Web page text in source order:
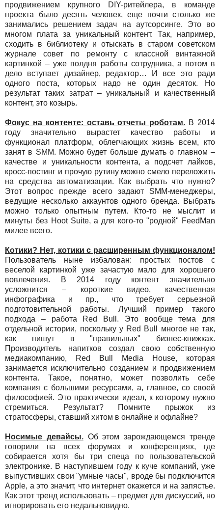
продвижением крупного DIY-ритейлера, в команде
проекта было десять человек, еще почти столько же
занимались решением задач на аутсорсинге. Это во
многом плата за уникальный контент. Так, например,
сходить в библиотеку и отыскать в старом советском
журнале совет по ремонту с классной винтажной
картинкой – уже полдня работы сотрудника, а потом в
дело вступает дизайнер, редактор… И все это ради
одного поста, которых надо не один десяток. Но
результат таких затрат – уникальный и качественный
контент, это козырь.
Фокус на контенте: оставь отчеты роботам. В 2014
году значительно вырастет качество работы и
функционал платформ, облегчающих жизнь всем, кто
занят в SMM. Можно будет больше думать о главном –
качестве и уникальности контента, а подсчет лайков,
кросс-постинг и прочую рутину можно смело переложить
на средства автоматизации. Как выбрать что нужно?
Этот вопрос прежде всего задают SMM-менеджеры,
ведущие несколько аккаунтов одного бренда. Выбрать
можно только опытным путем. Кто-то не мыслит и
минуты без Hoot Suite, а для кого-то "родной" FeedMan
милее всего.
Котики? Нет, котики с расширенным функционалом!
Пользователь ныне избалован: простых постов с
веселой картинкой уже зачастую мало для хорошего
вовлечения. В 2014 году контент значительно
усложнится – короткие видео, качественная
инфографика и пр., что требует серьезной
подготовительной работы. Лучший пример такого
подхода – работа Red Bull. Это вообще тема для
отдельной истории, поскольку у Red Bull многое не так,
как пишут в "правильных" бизнес-книжках.
Производитель напитков создал свою собственную
медиакомпанию, Red Bull Media House, которая
занимается исключительно созданием и продвижением
контента. Такое, понятно, может позволить себе
компания с большими ресурсами, а, главное, со своей
философией. Это практически идеал, к которому нужно
стремиться. Результат? Помните прыжок из
стратосферы, ставший хитом в онлайне и офлайне?
Носимые девайсы.Об этом зарождающемся тренде
говорили на всех форумах и конференциях, где
собирается хотя бы три спеца по пользовательской
электронике. В наступившем году к куче компаний, уже
выпустивших свои "умные часы", вроде бы подключится
Apple, а это значит, что интернет окажется и на запястье.
Как этот тренд использовать – предмет для дискуссий, но
игнорировать его недальновидно.